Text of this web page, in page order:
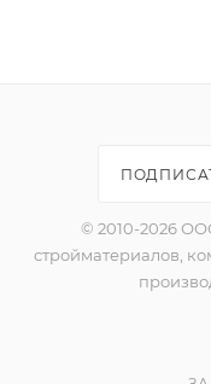
устройства нижних
© 2010-2026
стройматериалов,